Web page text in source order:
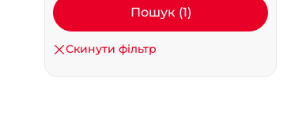
Пошук (1)
Скинути фільтр